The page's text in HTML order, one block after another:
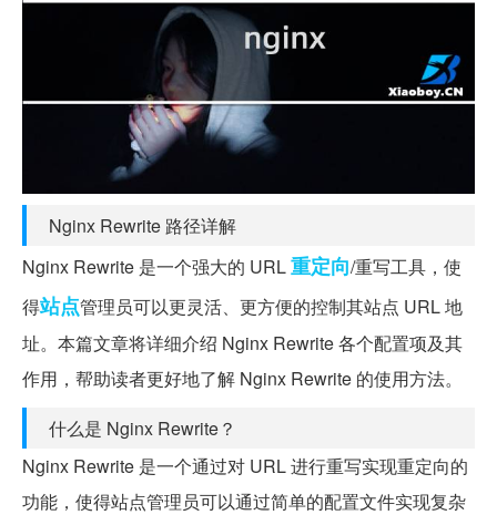
Nginx Rewrite 路径详解
Nginx Rewrite 是一个强大的 URL重定向/重写工具，使
得站点管理员可以更灵活、更方便的控制其站点 URL 地
址。本篇文章将详细介绍 Nginx Rewrite 各个配置项及其
作用，帮助读者更好地了解 Nginx Rewrite 的使用方法。
什么是 Nginx Rewrite？
Nginx Rewrite 是一个通过对 URL 进行重写实现重定向的
功能，使得站点管理员可以通过简单的配置文件实现复杂